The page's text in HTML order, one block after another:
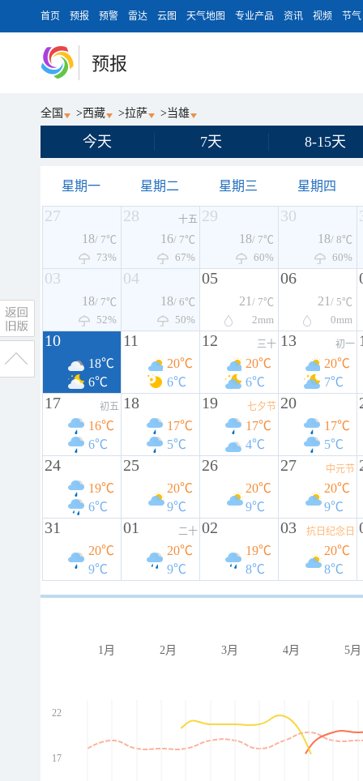
首页 预报 预警 雷达 云图 天气地图 专业产品 资讯 视频 节气
预报
全国 >西藏 >拉萨 > 当雄
今天 7天 8-15天
星期一 星期二 星期三 星期四
27
18/ 7℃
73%
28 十五
16/ 7℃
67%
29
18/ 7℃
60%
30
18/ 8℃
60%
03
18/ 7℃
52%
04
18/ 6℃
50%
05
21 / 7℃
2mm
06
21 / 5℃
0mm
10
18℃
6℃
11
20℃
6℃
12 三十
20℃
6℃
13 初一
20℃
7℃
17 初五
16℃
6℃
18
17℃
5℃
19 七夕节
17℃
4℃
20
17℃
5℃
24
19℃
6℃
25
20℃
9℃
26
20℃
9℃
27 中元节
20℃
9℃
31
20℃
9℃
01 二十
20℃
9℃
02
19℃
8℃
03 抗日纪念日
20℃
8℃
1月 2月 3月 4月 5月
22
17